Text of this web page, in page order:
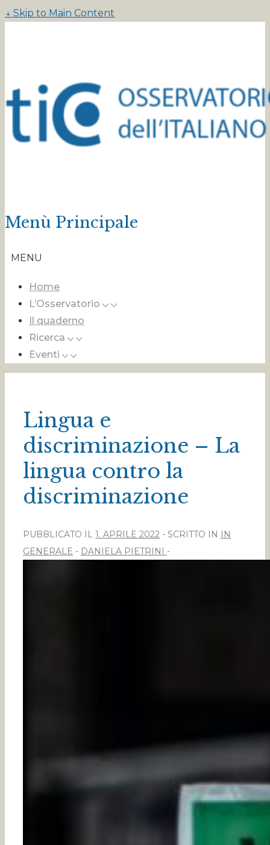
↓ Skip to Main Content
Menù Principale
MENU
Home
L’Osservatorio
Il quaderno
Ricerca
Eventi
Lingua e
discriminazione – La
lingua contro la
discriminazione
PUBBLICATO IL 1. APRILE 2022 SCRITTO IN IN
GENERALE
DANIELA PIETRINI